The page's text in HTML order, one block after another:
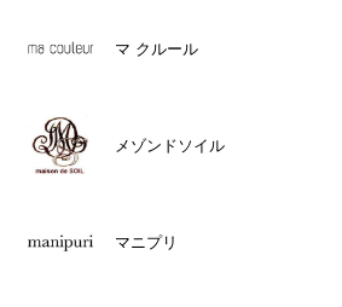
マ クルール
メゾンドソイル
マニプリ